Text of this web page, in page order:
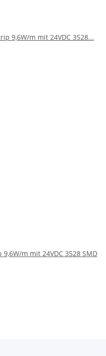
m mit 24VDC 3528 SMD